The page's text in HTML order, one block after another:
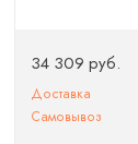
34 309 руб.
Доставка
Самовывоз